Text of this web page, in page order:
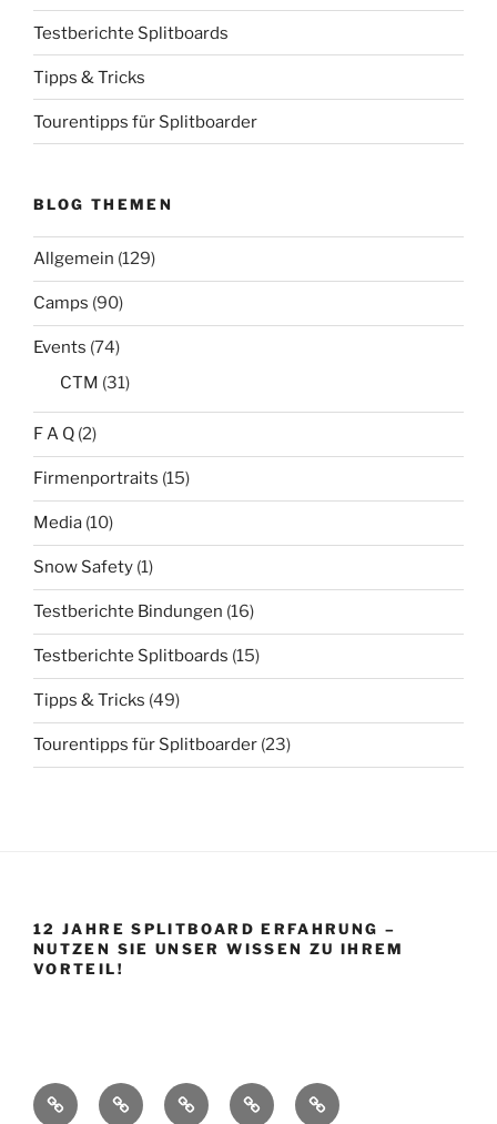
Testberichte Splitboards
Tipps & Tricks
Tourentipps für Splitboarder
BLOG THEMEN
Allgemein (129)
Camps (90)
Events (74)
CTM (31)
F A Q (2)
Firmenportraits (15)
Media (10)
Snow Safety (1)
Testberichte Bindungen (16)
Testberichte Splitboards (15)
Tipps & Tricks (49)
Tourentipps für Splitboarder (23)
12 JAHRE SPLITBOARD ERFAHRUNG –
NUTZEN SIE UNSER WISSEN ZU IHREM
VORTEIL!
StartseiteShop
SplitboardÜber
Impressum